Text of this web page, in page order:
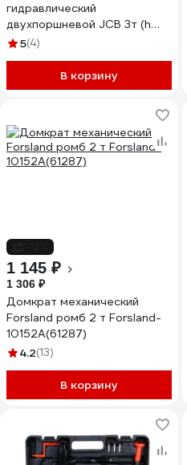
гидравлический
двухпоршневой JCB 3т (h
min 85мм, h max 430мм)
5(4)
В корзину
1 145 ₽
1 306 ₽
Домкрат механический
Forsland ромб 2 т Forsland-
10152A(61287)
4.2(13)
В корзину